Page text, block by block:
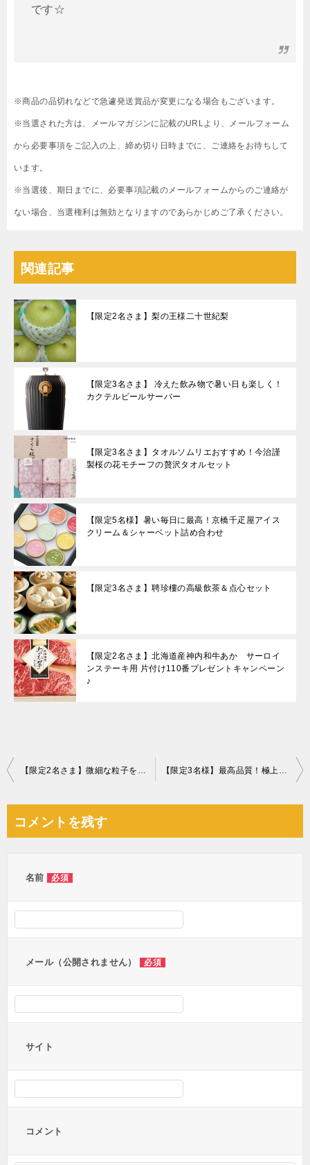
です☆
※商品の品切れなどで急遽発送賞品が変更になる場合もございます。
※当選された方は、メールマガジンに記載のURLより、メールフォーム
から必要事項をご記入の上、締め切り日時までに、ご連絡をお待ちして
います。
※当選後、期日までに、必要事項記載のメールフォームからのご連絡が
ない場合、当選権利は無効となりますのであらかじめご了承ください。
関連記事
【限定2名さま】梨の王様二十世紀梨
【限定3名さま】 冷えた飲み物で暑い日も楽しく！
カクテルビールサーバー
【限定3名さま】タオルソムリエおすすめ！今治謹
製桜の花モチーフの贅沢タオルセット
【限定5名様】暑い毎日に最高！京橋千疋屋アイス
クリーム＆シャーベット詰め合わせ
【限定3名さま】聘珍樓の高級飲茶＆点心セット
【限定2名さま】北海道産神内和牛あか サーロイ
ンステーキ用 片付け110番プレゼントキャンペーン
♪
投
ビ
【限定2名さま】微細な粒子を自動で99.95%除去！ダイソンPure Hot + Cool Link 【限定3名様】最高品質！極上の贅沢！静岡県産クラウンマスクメロン
コメントを残す
名前 必須
メール（公開されません） 必須
サイト
コメント